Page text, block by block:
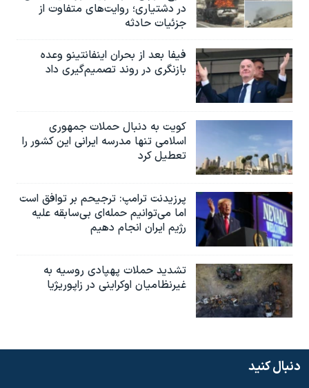
در دشتیاری؛ روایت‌های متفاوت از
جزئیات حادثه
فیفا بعد از بحران اینفانتینو وعده
بازنگری در روند تصمیم‌گیری داد
کویت به دنبال حملات جمهوری
اسلامی تنها مدرسه ایرانی این کشور را
تعطیل کرد
پرزیدنت ترامپ: ترجیحم بر توافق است
اما می‌توانیم حمله‌ای بی‌سابقه علیه
رژیم ایران انجام دهیم
تشدید حملات پهپادی روسیه به
غیرنظامیان اوکراینی در زاپوریژیا
دنبال کنید